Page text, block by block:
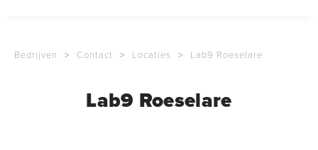
Bedrijven > Contact > Locaties > Lab9 Roeselare
Lab9 Roeselare